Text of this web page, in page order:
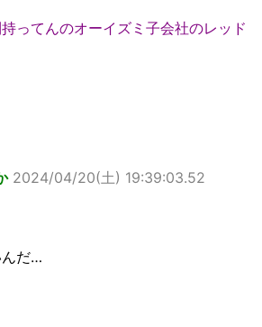
ってんのオーイズミ子会社のレッド
2024/04/20(土) 19:39:03.52
んだ…